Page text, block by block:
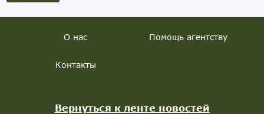
О нас Помощь агентству
Контакты
Вернуться к ленте новостей